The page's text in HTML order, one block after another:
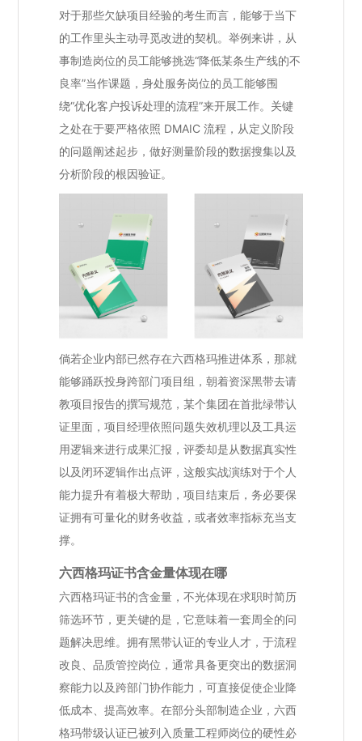
对于那些欠缺项目经验的考生而言，能够于当下
的工作里头主动寻觅改进的契机。举例来讲，从
事制造岗位的员工能够挑选“降低某条生产线的不
良率”当作课题，身处服务岗位的员工能够围
绕“优化客户投诉处理的流程”来开展工作。关键
之处在于要严格依照 DMAIC 流程，从定义阶段
的问题阐述起步，做好测量阶段的数据搜集以及
分析阶段的根因验证。
倘若企业内部已然存在六西格玛推进体系，那就
能够踊跃投身跨部门项目组，朝着资深黑带去请
教项目报告的撰写规范，某个集团在首批绿带认
证里面，项目经理依照问题失效机理以及工具运
用逻辑来进行成果汇报，评委却是从数据真实性
以及闭环逻辑作出点评，这般实战演练对于个人
能力提升有着极大帮助，项目结束后，务必要保
证拥有可量化的财务收益，或者效率指标充当支
撑。
六西格玛证书含金量体现在哪
六西格玛证书的含金量，不光体现在求职时简历
筛选环节，更关键的是，它意味着一套周全的问
题解决思维。拥有黑带认证的专业人才，于流程
改良、品质管控岗位，通常具备更突出的数据洞
察能力以及跨部门协作能力，可直接促使企业降
低成本、提高效率。在部分头部制造企业，六西
格玛带级认证已被列入质量工程师岗位的硬性必